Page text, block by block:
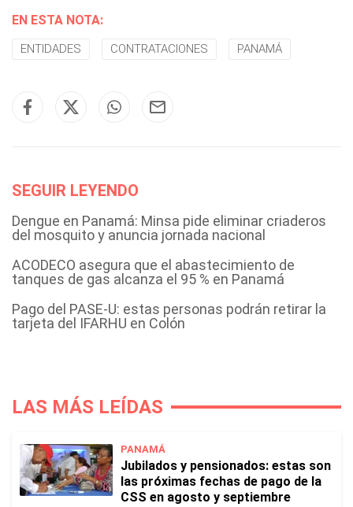
EN ESTA NOTA:
ENTIDADES CONTRATACIONES PANAMÁ
SEGUIR LEYENDO
Dengue en Panamá: Minsa pide eliminar criaderos
del mosquito y anuncia jornada nacional
ACODECO asegura que el abastecimiento de
tanques de gas alcanza el 95 % en Panamá
Pago del PASE-U: estas personas podrán retirar la
tarjeta del IFARHU en Colón
LAS MÁS LEÍDAS
PANAMÁ
Jubilados y pensionados: estas son
las próximas fechas de pago de la
CSS en agosto y septiembre